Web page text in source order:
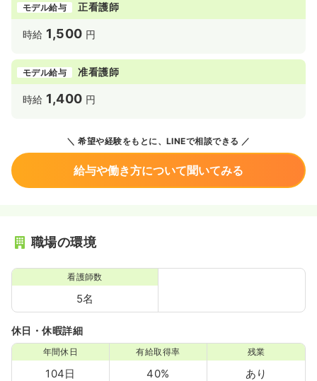
モデル給与 正看護師
時給 1,500 円
モデル給与 准看護師
時給 1,400 円
希望や経験をもとに、LINEで相談できる
給与や働き方について聞いてみる
職場の環境
看護師数
5名
休日・休暇詳細
年間休日
104日
有給取得率
40%
残業
あり